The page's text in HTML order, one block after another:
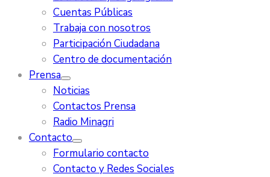
Cuentas Públicas
Trabaja con nosotros
Participación Ciudadana
Centro de documentación
Prensa
Noticias
Contactos Prensa
Radio Minagri
Contacto
Formulario contacto
Contacto y Redes Sociales